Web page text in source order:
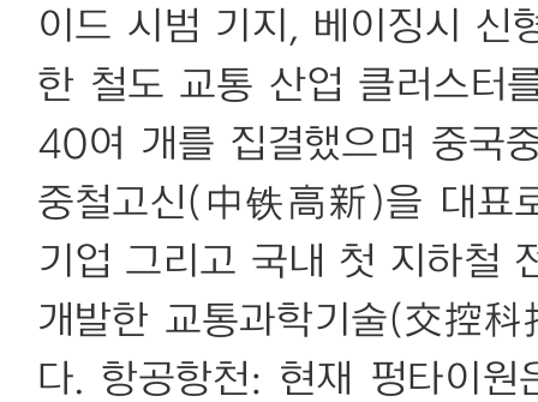
이드 시범 기지, 베이징시 신
한 철도 교통 산업 클러스터
40여 개를 집결했으며 중국
중철고신(中铁高新)을 대표
기업 그리고 국내 첫 지하철
개발한 교통과학기술(交控
다. 항공항천: 현재 펑타이